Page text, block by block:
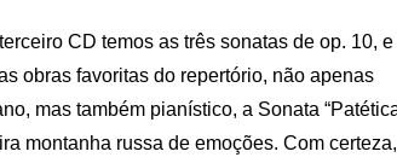
CD temos as três sonatas de op. 10, e
obras favoritas do repertório, não apenas
mas também pianístico, a Sonata
montanha russa de emoções. Com certeza,